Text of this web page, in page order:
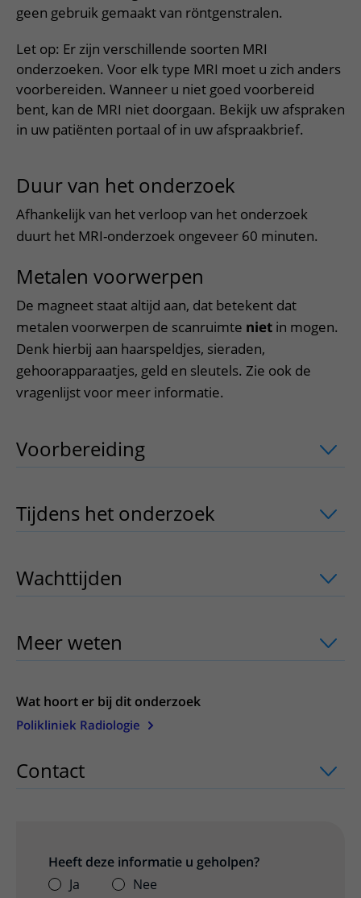
Onderzoeken en diagnostiek
Bloedprikken
Bezoektijden
Wijzigen patiëntgegevens
Mijn UMC Utrecht patiëntportaal
Faciliteiten en voorzieningen
Bezoekregels
Kwaliteit en veiligheid
Route naar het ziekenhuis
Parkeren
Wegwijs in het ziekenhuis
Contact met polikliniek
Contact met verpleegafdeling
Teleconsult aanvragen
Diagnostiek aanvragen
Zorgverlenersportaal
Research
Onderwijs
Werken bij het UMC Utrecht
geen gebruik gemaakt van röntgenstralen.
Let op: Er zijn verschillende soorten MRI
onderzoeken. Voor elk type MRI moet u zich anders
voorbereiden. Wanneer u niet goed voorbereid
bent, kan de MRI niet doorgaan. Bekijk uw afspraken
in uw patiënten portaal of in uw afspraakbrief.
Duur van het onderzoek
Afhankelijk van het verloop van het onderzoek
duurt het MRI-onderzoek ongeveer 60 minuten.
Metalen voorwerpen
De magneet staat altijd aan, dat betekent dat
metalen voorwerpen de scanruimte niet in mogen.
Denk hierbij aan haarspeldjes, sieraden,
gehoorapparaatjes, geld en sleutels. Zie ook de
vragenlijst voor meer informatie.
Voorbereiding uitklapper, klik om te
Tijdens het onderzoek uitklapper, klik
Wachttijden uitklapper, klik om te
Meer weten uitklapper, klik om te
Wat hoort er bij dit onderzoek
Polikliniek Radiologie
Contact uitklapper, klik om te openen
Heeft deze informatie u geholpen?
Ja
Nee